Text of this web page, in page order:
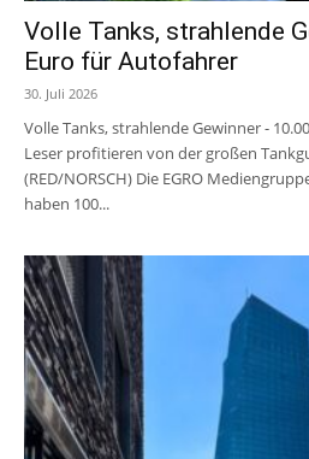
Volle Tanks, strahlende
Euro für Autofahrer
30. Juli 2026
Volle Tanks, strahlende Gewinner -
Leser profitieren von der großen
(RED/NORSCH) Die EGRO
haben 100...